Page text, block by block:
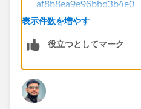
af8b8ea9e96bbd3b4e0
https://
action/override_4
standard-buttons-using-
表示件数を増やす
役立つとしてマーク